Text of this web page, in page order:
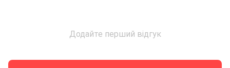
Додайте перший відгук